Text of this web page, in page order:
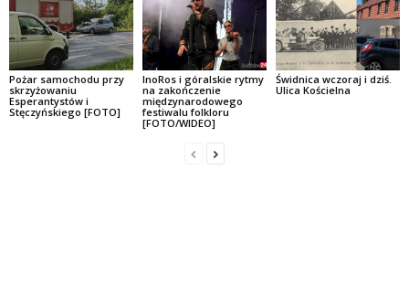
Pożar samochodu przy
skrzyżowaniu
Esperantystów i
Stęczyńskiego [FOTO]
InoRos i góralskie rytmy
na zakończenie
międzynarodowego
festiwalu folkloru
[FOTO/WIDEO]
Świdnica wczoraj i dziś.
Ulica Kościelna